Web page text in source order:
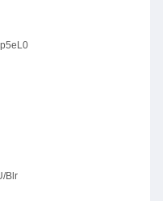
Blr